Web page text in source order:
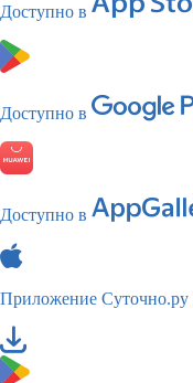
Доступно в
Доступно в
Доступно в
Приложение Суточно.ру